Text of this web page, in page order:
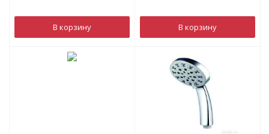
В корзину В корзину